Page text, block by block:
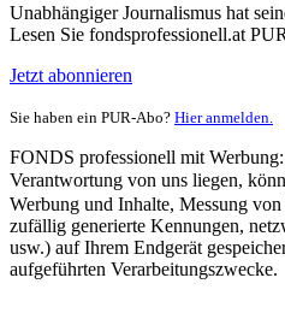
Unabhängiger Journalismus hat
Lesen Sie fondsprofessionell.at
Jetzt abonnieren
Sie haben ein PUR-Abo? Hier anmelden.
FONDS professionell mit
Verantwortung von uns liegen,
Werbung und Inhalte, Messung
zufällig generierte Kennungen,
usw.) auf Ihrem Endgerät
aufgeführten Verarbeitungszwecke.